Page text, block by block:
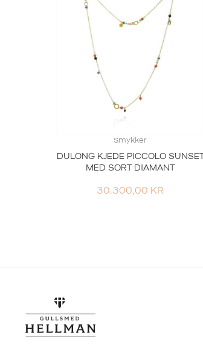
Smykker
DULONG KJEDE PICCOLO SUNSET
MED SORT DIAMANT
30.300,00 KR